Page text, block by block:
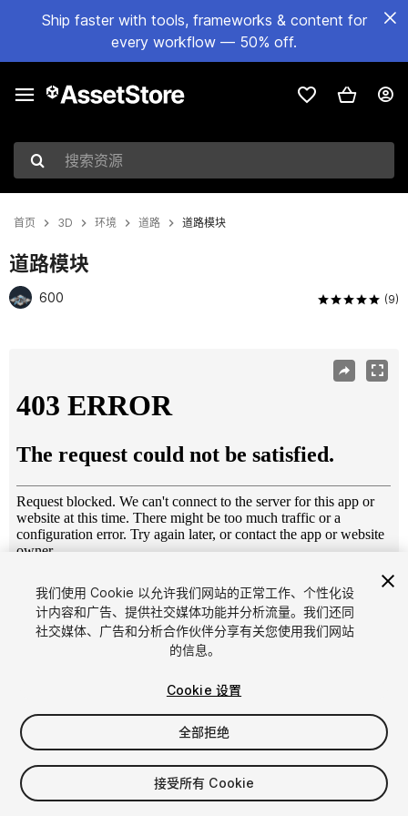
Ship faster with tools, frameworks & content for
every workflow — 50% off.
搜索资源
首页 3D 环境 道路 道路模块
道路模块
600 (9)
1/18
$6
增值税将在结算时计算
我们使用 Cookie 以允许我们网站的正常工作、个性化设
计内容和广告、提供社交媒体功能并分析流量。我们还同
社交媒体、广告和分析合作伙伴分享有关您使用我们网站
的信息。
Cookie 设置
全部拒绝
接受所有 Cookie